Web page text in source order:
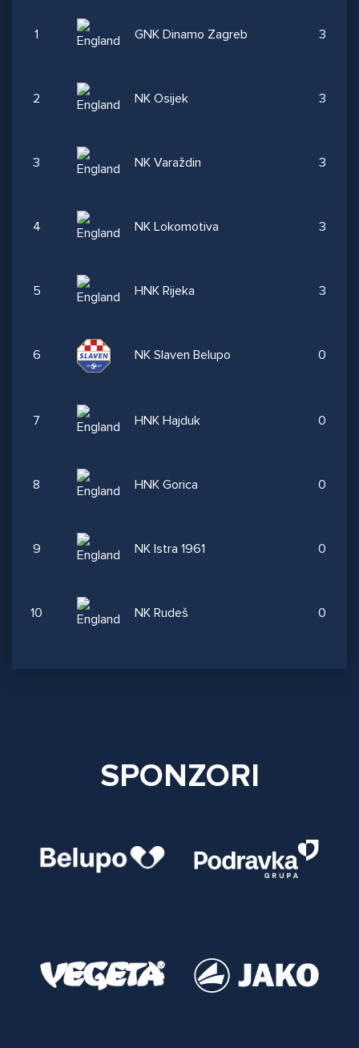
1 GNK Dinamo Zagreb 3
2 NK Osijek 3
3 NK Varaždin 3
4 NK Lokomotiva 3
5 HNK Rijeka 3
6 NK Slaven Belupo 0
7 HNK Hajduk 0
8 HNK Gorica 0
9 NK Istra 1961 0
10 NK Rudeš 0
SPONZORI